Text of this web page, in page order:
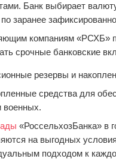
Банк выбирает
заранее
компаниям «РСХБ»
срочные банковские
резервы и
средства для
военных.
«РоссельхозБанка» в
на выгодных
подходом к